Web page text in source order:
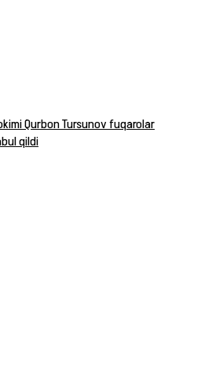
Qurbon Tursunov fuqarolar
qildi